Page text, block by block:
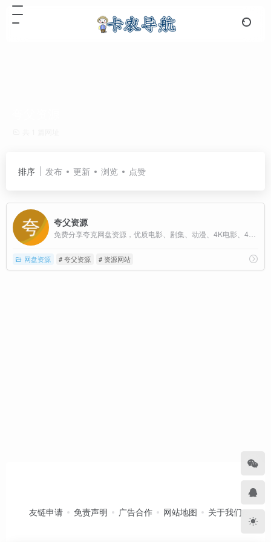
排序 发布 更新 浏览 点赞
夸父资源
网盘资源 # 夸父资源 # 资源网站
友链申请 免责声明 广告合作 网站地图 关于我们